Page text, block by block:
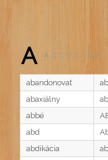
A A B C D E F G H I
abandonovať
abaxiálny
abbé
abd
abdikácia